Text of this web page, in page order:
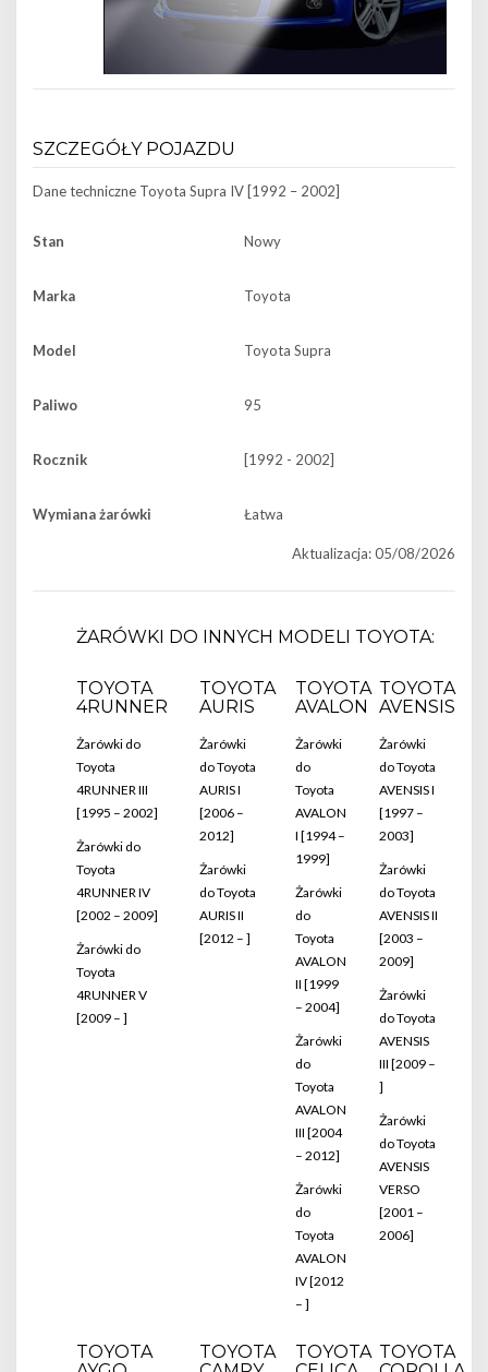
SZCZEGÓŁY POJAZDU
Dane techniczne Toyota Supra IV [1992 – 2002]
Stan Nowy
Marka Toyota
Model Toyota Supra
Paliwo 95
Rocznik [1992 - 2002]
Wymiana żarówki Łatwa
Aktualizacja: 05/08/2026
ŻARÓWKI DO INNYCH MODELI TOYOTA:
TOYOTA
4RUNNER
Żarówki do
Toyota
4RUNNER III
[1995 – 2002]
Żarówki do
Toyota
4RUNNER IV
[2002 – 2009]
Żarówki do
Toyota
4RUNNER V
[2009 – ]
TOYOTA
AURIS
Żarówki
do Toyota
AURIS I
[2006 –
2012]
Żarówki
do Toyota
AURIS II
[2012 – ]
TOYOTA
AVALON
Żarówki
do
Toyota
AVALON
I [1994 –
1999]
Żarówki
do
Toyota
AVALON
II [1999
– 2004]
Żarówki
do
Toyota
AVALON
III [2004
– 2012]
Żarówki
do
Toyota
AVALON
IV [2012
– ]
TOYOTA
AVENSIS
Żarówki
do Toyota
AVENSIS I
[1997 –
2003]
Żarówki
do Toyota
AVENSIS II
[2003 –
2009]
Żarówki
do Toyota
AVENSIS
III [2009 –
]
Żarówki
do Toyota
AVENSIS
VERSO
[2001 –
2006]
TOYOTA
TOYOTA
TOYOTA TOYOTA